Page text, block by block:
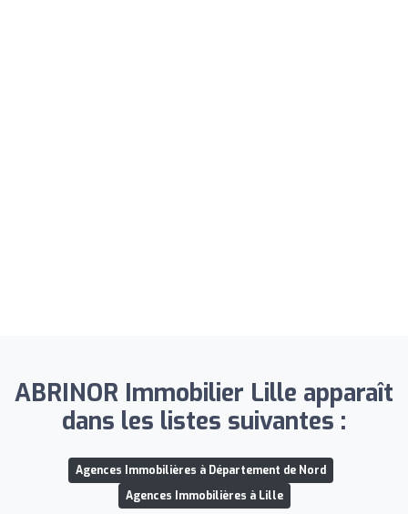
ABRINOR Immobilier Lille apparaît
dans les listes suivantes :
Agences Immobilières à Département de Nord
Agences Immobilières à Lille